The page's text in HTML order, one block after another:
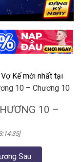
Kế mới nhất tại
10 – Chương 10
10 –
Sau